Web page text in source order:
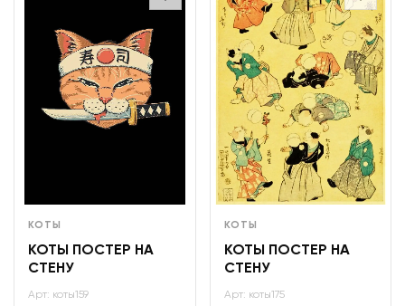
КОТЫ
КОТЫ ПОСТЕР НА
СТЕНУ
Арт: коты159
КОТЫ
КОТЫ ПОСТЕР НА
СТЕНУ
Арт: коты175